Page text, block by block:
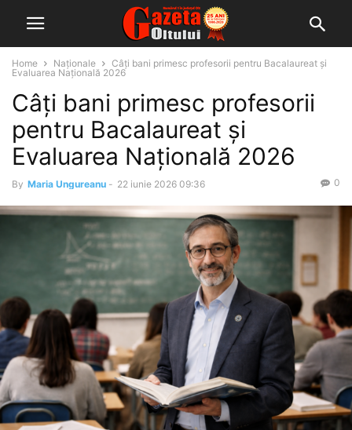
Home Naționale
Câți bani primesc profesorii pentru Bacalaureat și
Evaluarea Națională 2026
Câți bani primesc profesorii
pentru Bacalaureat și
Evaluarea Națională 2026
By Maria Ungureanu - 22 iunie 2026 09:36 0